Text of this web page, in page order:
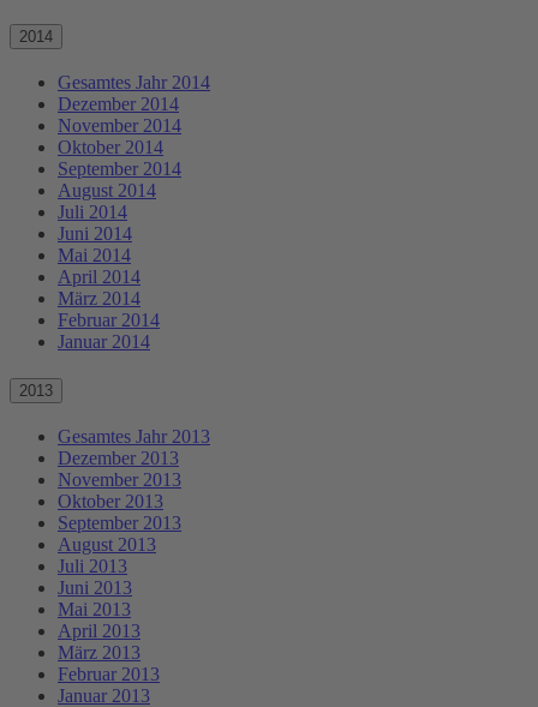
2014
Gesamtes Jahr 2014
Dezember 2014
November 2014
Oktober 2014
September 2014
August 2014
Juli 2014
Juni 2014
Mai 2014
April 2014
März 2014
Februar 2014
Januar 2014
2013
Gesamtes Jahr 2013
Dezember 2013
November 2013
Oktober 2013
September 2013
August 2013
Juli 2013
Juni 2013
Mai 2013
April 2013
März 2013
Februar 2013
Januar 2013